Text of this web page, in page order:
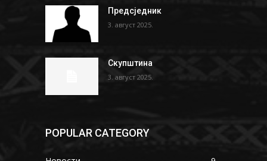
Предсједник
3. август 2025.
Скупштина
3. август 2025.
POPULAR CATEGORY